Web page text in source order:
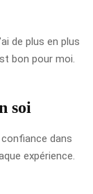
de plus en plus
bon pour moi.
soi
confiance dans
expérience.